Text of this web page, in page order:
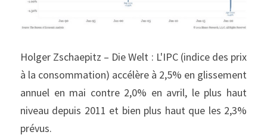
Holger Zschaepitz – Die Welt : L'IPC (indice des prix
à la consommation) accélère à 2,5% en glissement
annuel en mai contre 2,0% en avril, le plus haut
niveau depuis 2011 et bien plus haut que les 2,3%
prévus.